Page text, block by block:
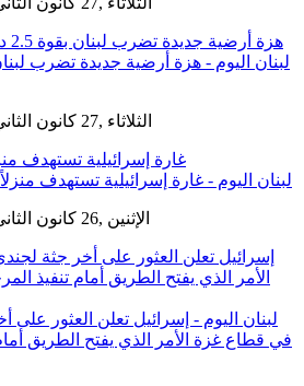
هزة أرضية جديدة تضرب لبنان بقوة 2.5 درجات على مقياس ريختر
GMT 08:18 2026 الثلاثاء ,27 كانون الثاني / يناير
غارة إسرائيلية تستهدف
GMT 16:06 2026 الإثنين ,26 كانون الثاني / يناير
إسرائيل تعلن العثور على أخر جثة
الأمر الذي يفتح الطريق أمام تنفيذ